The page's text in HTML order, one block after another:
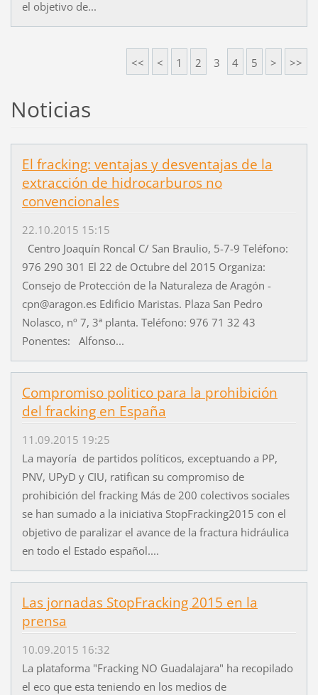
el objetivo de...
<< < 1 2 3 4 5 > >>
Noticias
El fracking: ventajas y desventajas de la
extracción de hidrocarburos no
convencionales
22.10.2015 15:15
Centro Joaquín Roncal C/ San Braulio, 5-7-9 Teléfono:
976 290 301 El 22 de Octubre del 2015 Organiza:
Consejo de Protección de la Naturaleza de Aragón -
cpn@aragon.es Edificio Maristas. Plaza San Pedro
Nolasco, nº 7, 3ª planta. Teléfono: 976 71 32 43
Ponentes: Alfonso...
Compromiso politico para la prohibición
del fracking en España
11.09.2015 19:25
La mayoría de partidos políticos, exceptuando a PP,
PNV, UPyD y CIU, ratifican su compromiso de
prohibición del fracking Más de 200 colectivos sociales
se han sumado a la iniciativa StopFracking2015 con el
objetivo de paralizar el avance de la fractura hidráulica
en todo el Estado español....
Las jornadas StopFracking 2015 en la
prensa
10.09.2015 16:32
La plataforma "Fracking NO Guadalajara" ha recopilado
el eco que esta teniendo en los medios de